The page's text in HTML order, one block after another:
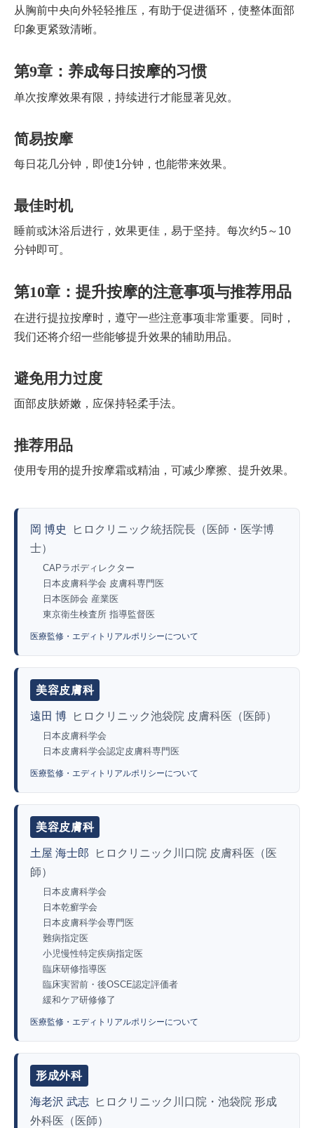
从胸前中央向外轻轻推压，有助于促进循环，使整体面部
印象更紧致清晰。
第9章：养成每日按摩的习惯
单次按摩效果有限，持续进行才能显著见效。
简易按摩
每日花几分钟，即使1分钟，也能带来效果。
最佳时机
睡前或沐浴后进行，效果更佳，易于坚持。每次约5～10
分钟即可。
第10章：提升按摩的注意事项与推荐用品
在进行提拉按摩时，遵守一些注意事项非常重要。同时，
我们还将介绍一些能够提升效果的辅助用品。
避免用力过度
面部皮肤娇嫩，应保持轻柔手法。
推荐用品
使用专用的提升按摩霜或精油，可减少摩擦、提升效果。
岡 博史
ヒロクリニック統括院長（医師・医学博
士）
CAPラボディレクター
日本皮膚科学会 皮膚科専門医
日本医師会 産業医
東京衛生検査所 指導監督医
医療監修・エディトリアルポリシーについて
美容皮膚科
遠田 博 ヒロクリニック池袋院 皮膚科医（医師）
日本皮膚科学会
日本皮膚科学会認定皮膚科専門医
医療監修・エディトリアルポリシーについて
美容皮膚科
土屋 海士郎
ヒロクリニック川口院 皮膚科医（医
師）
日本皮膚科学会
日本乾癬学会
日本皮膚科学会専門医
難病指定医
小児慢性特定疾病指定医
臨床研修指導医
臨床実習前・後OSCE認定評価者
緩和ケア研修修了
医療監修・エディトリアルポリシーについて
形成外科
海老沢 武志
ヒロクリニック川口院・池袋院 形成
外科医（医師）